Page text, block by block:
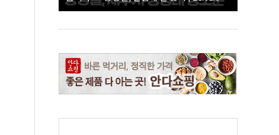
더불어민주당 당대표·최고위원 후보 제주 합